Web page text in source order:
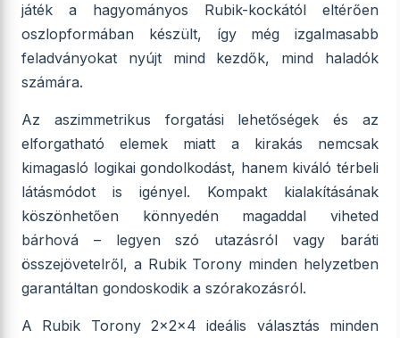
játék a hagyományos Rubik-kockától eltérően
oszlopformában készült, így még izgalmasabb
feladványokat nyújt mind kezdők, mind haladók
számára.
Az aszimmetrikus forgatási lehetőségek és az
elforgatható elemek miatt a kirakás nemcsak
kimagasló logikai gondolkodást, hanem kiváló térbeli
látásmódot is igényel. Kompakt kialakításának
köszönhetően könnyedén magaddal viheted
bárhová – legyen szó utazásról vagy baráti
összejövetelről, a Rubik Torony minden helyzetben
garantáltan gondoskodik a szórakozásról.
A Rubik Torony 2x2x4 ideális választás minden